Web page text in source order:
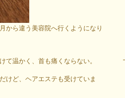
から違う美容院へ行くようになり
て温かく、首も痛くならない。
けど、ヘアエステも受けていま